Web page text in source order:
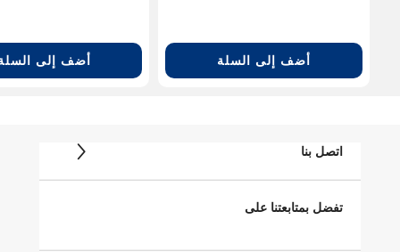
أضف إلى السلة أضف إلى
اتصل بنا
تفضل بمتابعتنا على